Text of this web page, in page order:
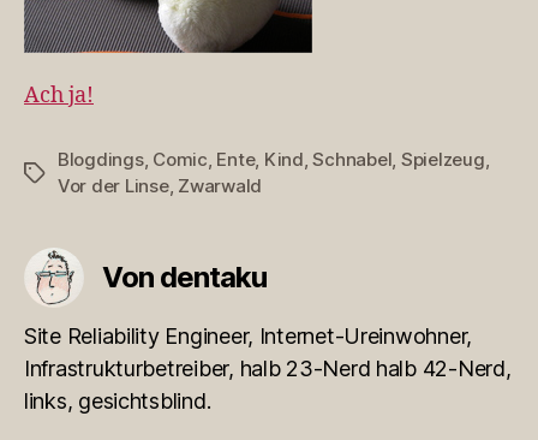
Ach ja!
Schlagwörter
Blogdings, Comic Ente, Kind ,Schnabel Spielzeug
Vor der Linse, Zwarwald
Von dentaku
Site Reliability Engineer, Internet-Ureinwohner,
Infrastrukturbetreiber, halb 23-Nerd halb 42-Nerd,
links, gesichtsblind.